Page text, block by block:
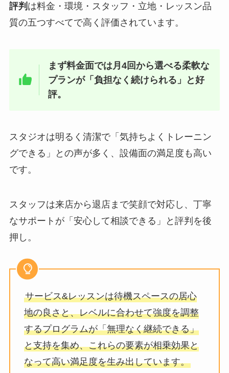
評判 は料金・環境・スタッフ・立地・レッスン品
質の五つすべてで高く評価されています。
まず料金面では月4回から選べる柔軟な
プランが「負担なく続けられる」と好
評。
スタジオは明るく清潔で「気持ちよくトレーニン
グできる」との声が多く、設備面の満足度も高い
です。
スタッフは来店から退店まで笑顔で対応し、丁寧
なサポートが「安心して相談できる」と評判を後
押し。
サービス&レッスンは待機スペースの居心
地の良さと、レベルに合わせて強度を調整
するプログラムが「無理なく継続できる」
と支持を集め、これらの要素が相乗効果と
なって高い満足度を生み出しています。